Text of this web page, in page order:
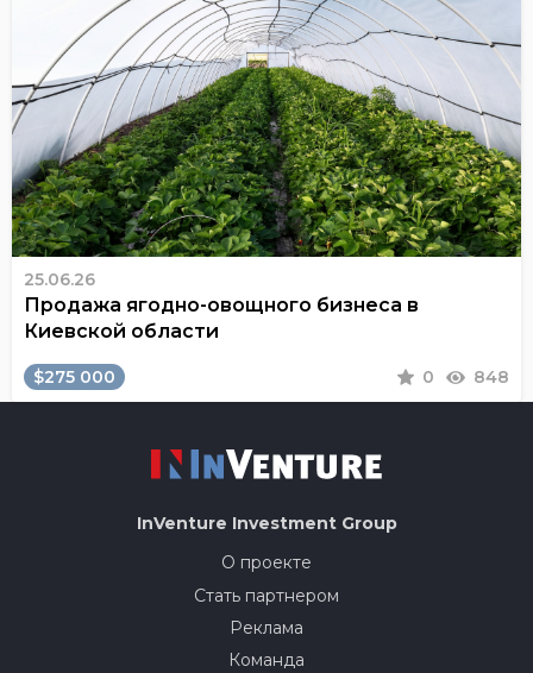
25.06.26
Продажа ягодно-овощного бизнеса в
Киевской области
$275 000 0 848
InVenture Investment Group
О проекте
Стать партнером
Реклама
Команда